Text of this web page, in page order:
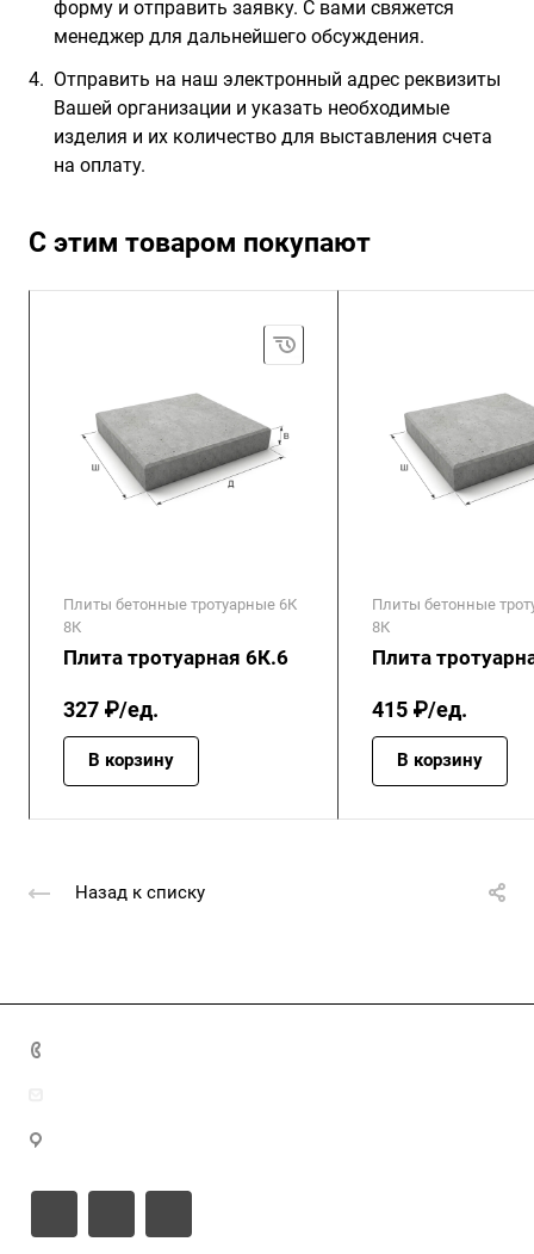
форму и отправить заявку. С вами свяжется
менеджер для дальнейшего обсуждения.
Отправить на наш электронный адрес реквизиты
Вашей организации и указать необходимые
изделия и их количество для выставления счета
на оплату.
С этим товаром покупают
Плиты бетонные тротуарные 6К
8К
Плита тротуарная 6К.6
327 ₽/ед.
В корзину
Плиты бетонные
8К
Плита
415 ₽/ед.
В корзину
Назад к списку